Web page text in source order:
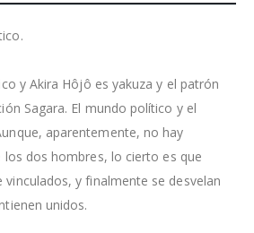
y Akira Hôjô es yakuza y el patrón
Sagara. El mundo político y el
aparentemente, no hay
los dos hombres, lo cierto es que
y finalmente se desvelan
unidos.